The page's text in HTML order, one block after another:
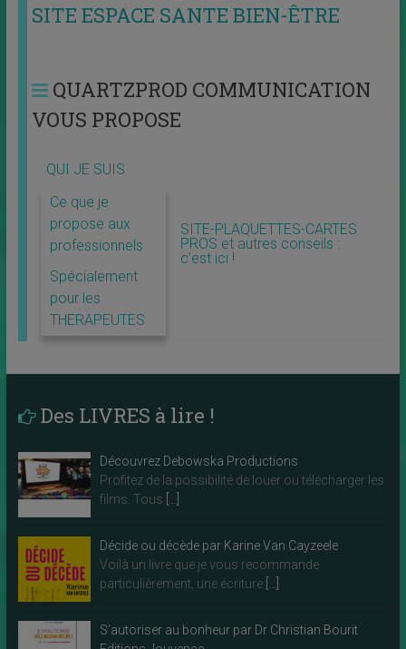
SITE ESPACE SANTE BIEN-ÊTRE
QUARTZPROD COMMUNICATION
VOUS PROPOSE
QUI JE SUIS
Ce que je
propose aux
professionnels
Spécialement
pour les
THERAPEUTES
SITE-PLAQUETTES-CARTES
PROS et autres conseils :
c’est ici !
Des LIVRES à lire !
Découvrez Debowska Productions
Profitez de la possibilité de louer ou télécharger les
films. Tous
Décide ou décède par Karine Van Cayzeele
Voilà un livre que je vous recommande
particulièrement, une écriture
S’autoriser au bonheur par Dr Christian Bourit